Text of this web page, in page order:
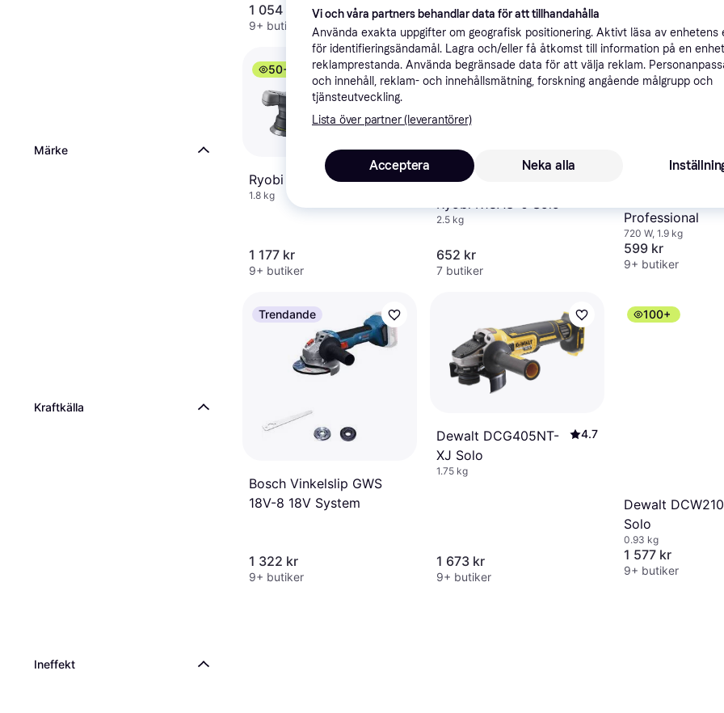
Märke
Kraftkälla
Ineffekt
1 054 kr
9+ butiker 9+ butiker 9+ butiker
50+
Ryobi One+ R18P-0 Solo
1.8 kg
1 177 kr
9+ butiker
50+
Ryobi R18AG-0 Solo
2.5 kg
652 kr
7 butiker
Professional
720 W, 1.9 kg
599 kr
9+ butiker
Trendande
Bosch Vinkelslip GWS
18V-8 18V System
1 322 kr
9+ butiker
Dewalt DCG405NT-
XJ Solo
4.7
1.75 kg
1 673 kr
9+ butiker
100+
Dewalt
Solo
0.93 kg
1 577 kr
9+ butiker
Vi och våra partners behandlar data för att tillhandahålla
Använda exakta uppgifter om geografisk positionering. Aktivt läsa av enhetens
för identifieringsändamål. Lagra och/eller få åtkomst till information på en
reklamprestanda. Använda begränsade data för att välja reklam.
och innehåll, reklam- och innehållsmätning, forskning angående målgrupp och
tjänsteutveckling.
Lista över partner (leverantörer)
Neka alla
Acceptera